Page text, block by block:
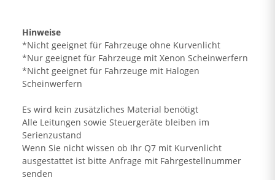
Hinweise
*Nicht geeignet für Fahrzeuge ohne Kurvenlicht
*Nur geeignet für Fahrzeuge mit Xenon Scheinwerfern
*Nicht geeignet für Fahrzeuge mit Halogen
Scheinwerfern
Es wird kein zusätzliches Material benötigt
Alle Leitungen sowie Steuergeräte bleiben im
Serienzustand
Wenn Sie nicht wissen ob Ihr Q7 mit Kurvenlicht
ausgestattet ist bitte Anfrage mit Fahrgestellnummer
senden